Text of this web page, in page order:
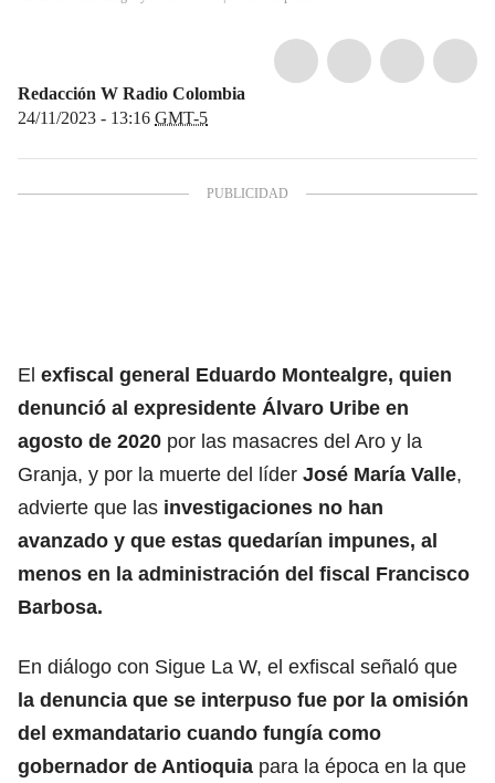
Redacción W Radio Colombia
24/11/2023 - 13:16 GMT-5
El exfiscal general Eduardo Montealgre, quien
denunció al expresidente Álvaro Uribe en
agosto de 2020 por las masacres del Aro y la
Granja, y por la muerte del líder José María Valle,
advierte que las investigaciones no han
avanzado y que estas quedarían impunes, al
menos en la administración del fiscal Francisco
Barbosa.
En diálogo con Sigue La W, el exfiscal señaló que
la denuncia que se interpuso fue por la omisión
del exmandatario cuando fungía como
gobernador de Antioquia para la época en la que